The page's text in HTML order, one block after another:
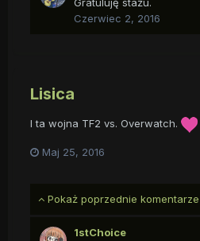
Czerwiec 2, 2016
Lisica
I ta wojna TF2 vs. Overwatch.
Maj 25, 2016
Pokaż poprzednie komentarze
1stChoice